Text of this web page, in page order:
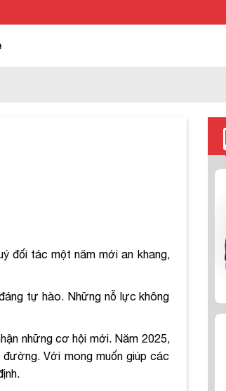
đối tác một năm mới an khang,
tự hào. Những nỗ lực không
những cơ hội mới. Năm 2025,
Với mong muốn giúp các